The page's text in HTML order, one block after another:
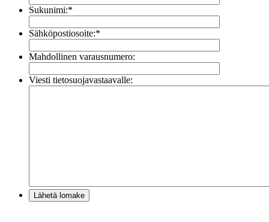
Sukunimi:*
Sähköpostiosoite:*
Mahdollinen varausnumero:
Viesti tietosuojavastaavalle:
Lähetä lomake